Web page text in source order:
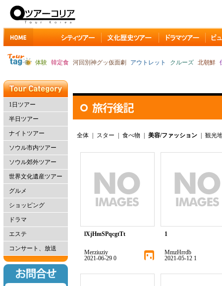
体験 韓定食 河回別神グッ仮面劇 アウトレット クルーズ 北朝鮮
1日ツアー
半日ツアー
ナイトツアー
ソウル市内ツアー
ソウル郊外ツアー
世界文化遺産ツアー
グルメ
ショッピング
ドラマ
エステ
コンサート、放送
全体 スター 食べ物 美容/ファッション 観光
lXjHmSPqcgtTt
Merziuziy
2021-06-29 0
1
MmzHrrdb
2021-05-12 1